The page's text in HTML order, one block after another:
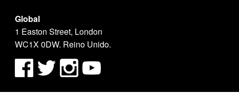
Global
1 Easton Street, London
WC1X 0DW. Reino Unido.